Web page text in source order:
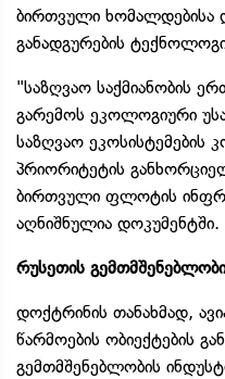
ბირთვული ხომალდებისა
განადგურების
"საზღვაო საქმიანობის
გარემოს ეკოლოგიური
საზღვაო ეკოსისტემების
პრიორიტეტის
ბირთვული ფლოტის
აღნიშნულია დოკუმენტში.
რუსეთის
დოქტრინის თანახმად,
წარმოების ობიექტების
გემთმშენებლობის